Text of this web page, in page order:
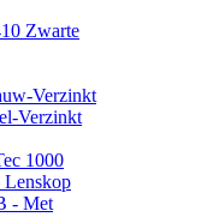
Zwarte
Verzinkt
Verzinkt
1000
Lenskop
- Met